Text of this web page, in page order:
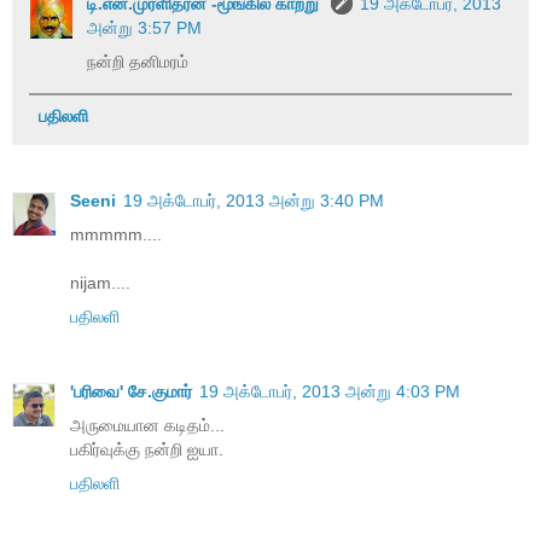
அன்று 3:57 PM
நன்றி தனிமரம்
பதிலளி
Seeni 19 அக்டோபர், 2013 அன்று 3:40 PM
mmmmm....
nijam....
பதிலளி
'பரிவை' சே.குமார் 19 அக்டோபர், 2013 அன்று 4:03 PM
அருமையான கடிதம்...
பகிர்வுக்கு நன்றி ஐயா.
பதிலளி